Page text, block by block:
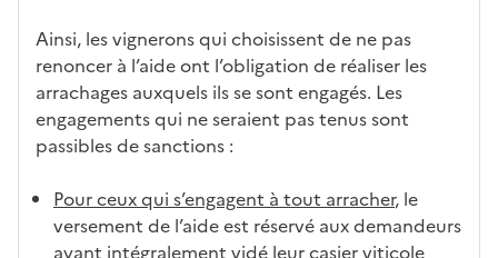
Ainsi, les vignerons qui choisissent de ne pas
renoncer à l’aide ont l’obligation de réaliser les
arrachages auxquels ils se sont engagés. Les
engagements qui ne seraient pas tenus sont
passibles de sanctions :
Pour ceux qui s’engagent à tout arracher, le
versement de l’aide est réservé aux demandeurs
ayant intégralement vidé leur casier viticole